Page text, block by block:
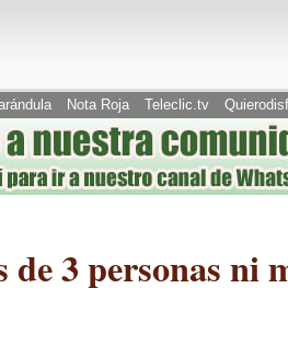
Nota Roja Teleclic.tv
3 personas ni